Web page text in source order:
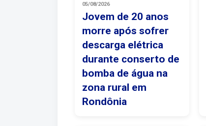
05/08/2026
Jovem de 20 anos
morre após sofrer
descarga elétrica
durante conserto de
bomba de água na
zona rural em
Rondônia